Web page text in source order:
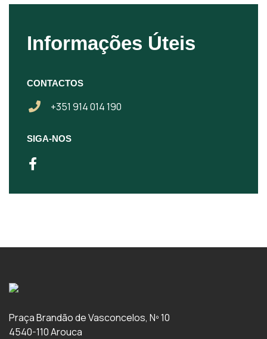
Informações Úteis
CONTACTOS
+351 914 014 190
SIGA-NOS
Praça Brandão de Vasconcelos, Nº 10
4540-110 Arouca